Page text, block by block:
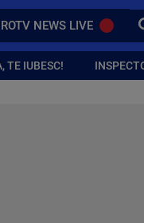
NEWS LIVE
TE IUBESC!